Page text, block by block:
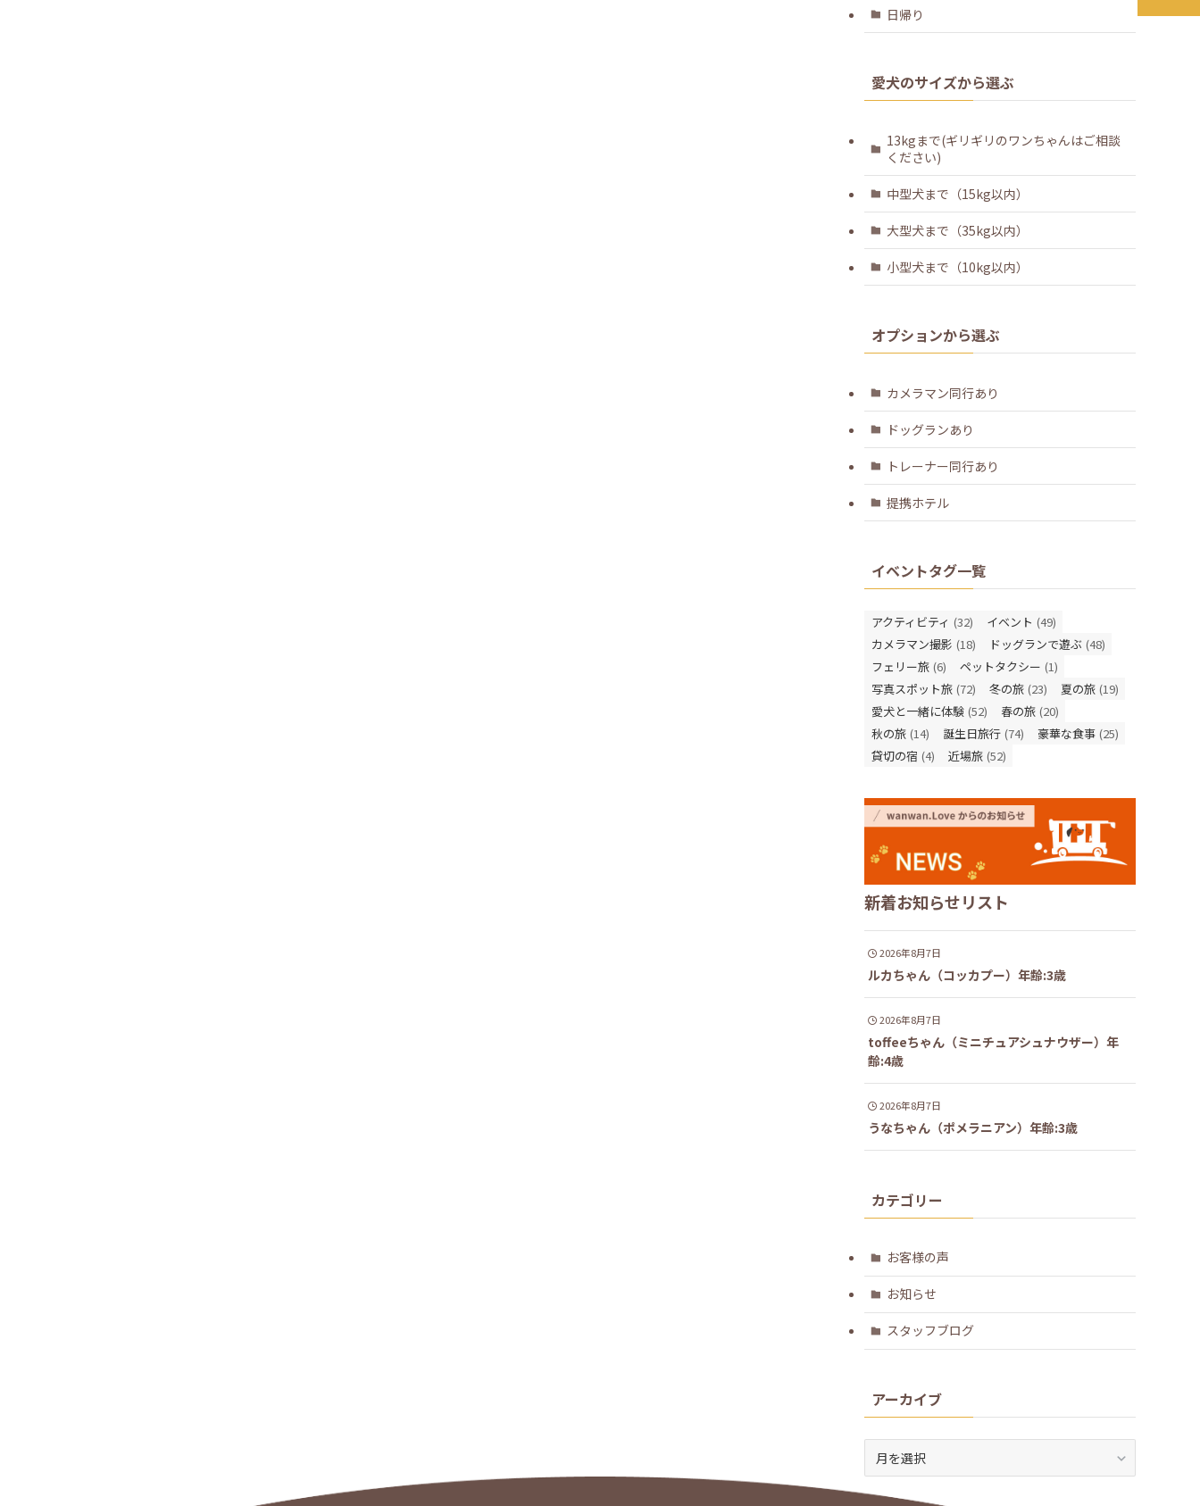
日帰り
愛犬のサイズから選ぶ
13kgまで(ギリギリのワンちゃんはご相談
ください)
中型犬まで（15kg以内）
大型犬まで（35kg以内）
小型犬まで（10kg以内）
オプションから選ぶ
カメラマン同行あり
ドッグランあり
トレーナー同行あり
提携ホテル
イベントタグ一覧
アクティビティ (32) イベント (49)
カメラマン撮影 (18) ドッグランで遊ぶ (48)
フェリー旅 (6) ペットタクシー (1)
写真スポット旅 (72) 冬の旅 (23) 夏の旅 (19)
愛犬と一緒に体験 (52) 春の旅 (20)
秋の旅 (14) 誕生日旅行 (74) 豪華な食事 (25)
貸切の宿 (4) 近場旅 (52)
新着お知らせリスト
2026年8月7日
ルカちゃん（コッカプー）年齢:3歳
2026年8月7日
toffeeちゃん（ミニチュアシュナウザー）年
齢:4歳
2026年8月7日
うなちゃん（ポメラニアン）年齢:3歳
カテゴリー
お客様の声
お知らせ
スタッフブログ
アーカイブ